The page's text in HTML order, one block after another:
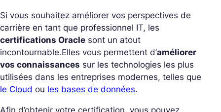
Si vous souhaitez améliorer vos perspectives de
carrière en tant que professionnel IT, les
certifications Oracle sont un atout
incontournable.Elles vous permettent d’améliorer
vos connaissances sur les technologies les plus
utilisées dans les entreprises modernes, telles que
le Cloud ou les bases de données.
Afin d’obtenir votre certification, vous pouvez